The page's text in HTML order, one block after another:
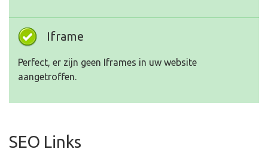
Iframe
Perfect, er zijn geen Iframes in uw website
aangetroffen.
SEO Links